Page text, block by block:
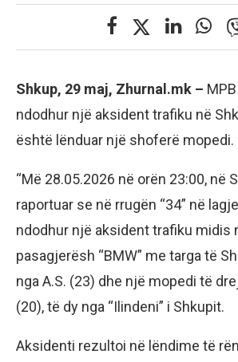
Shkup, 29 maj, Zhurnal.mk –
ndodhur një aksident trafiku në
është lënduar një shoferë mopedi.
“Më 28.05.2026 në orën 23:00, në
raportuar se në rrugën “34” në
ndodhur një aksident trafiku midis
pasagjerësh “BMW” me targa të
nga A.S. (23) dhe një mopedi të
(20), të dy nga “Ilindeni” i Shkupit.
Aksidenti rezultoi në lëndime të